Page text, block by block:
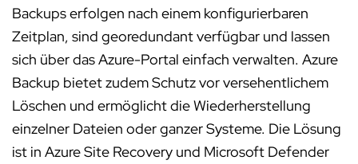
Backups erfolgen nach einem konfigurierbaren
Zeitplan, sind georedundant verfügbar und lassen
sich über das Azure-Portal einfach verwalten. Azure
Backup bietet zudem Schutz vor versehentlichem
Löschen und ermöglicht die Wiederherstellung
einzelner Dateien oder ganzer Systeme. Die Lösung
ist in Azure Site Recovery und Microsoft Defender